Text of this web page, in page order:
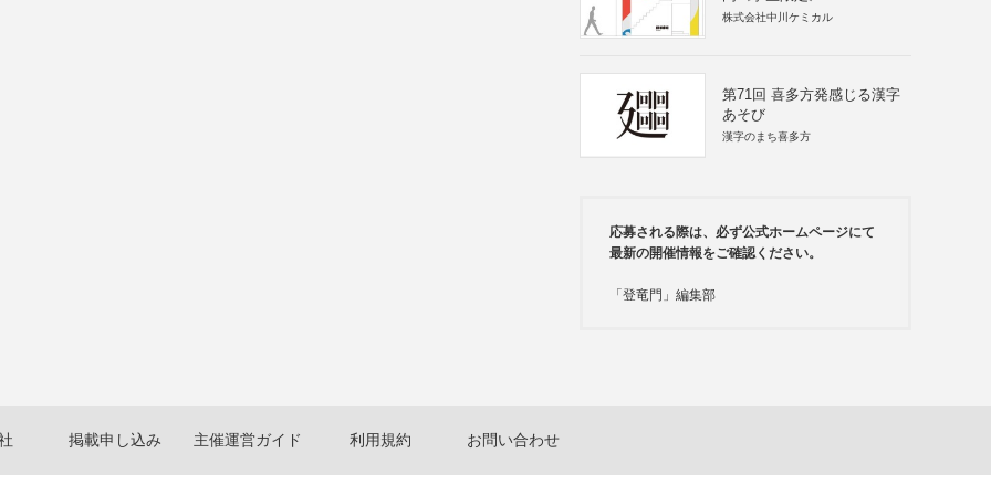
株式会社中川ケミカル
第71回 喜多方発感じる漢字
あそび
漢字のまち喜多方
応募される際は、必ず公式ホームページにて
最新の開催情報をご確認ください。
「登竜門」編集部
掲載申し込み 主催運営ガイド 利用規約 お問い合わせ